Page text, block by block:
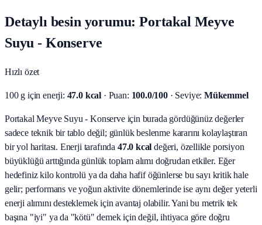
Detaylı besin yorumu: Portakal Meyve
Suyu - Konserve
Hızlı özet
100 g için enerji: 47.0 kcal · Puan: 100.0/100· Seviye: Mükemmel
Portakal Meyve Suyu - Konserve için burada gördüğünüz değerler
sadece teknik bir tablo değil; günlük beslenme kararını kolaylaştıran
bir yol haritası. Enerji tarafında 47.0 kcal değeri, özellikle porsiyon
büyüklüğü arttığında günlük toplam alımı doğrudan etkiler. Eğer
hedefiniz kilo kontrolü ya da daha hafif öğünlerse bu sayı kritik hale
gelir; performans ve yoğun aktivite dönemlerinde ise aynı değer yeterli
enerji alımını desteklemek için avantaj olabilir. Yani bu metrik tek
başına "iyi" ya da "kötü" demek için değil, ihtiyaca göre doğru